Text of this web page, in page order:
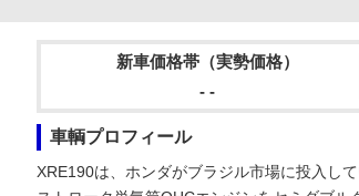
新車価格帯（実勢価格）
- -
車輌プロフィール
XRE190は、ホンダがブラジル市場に投入し